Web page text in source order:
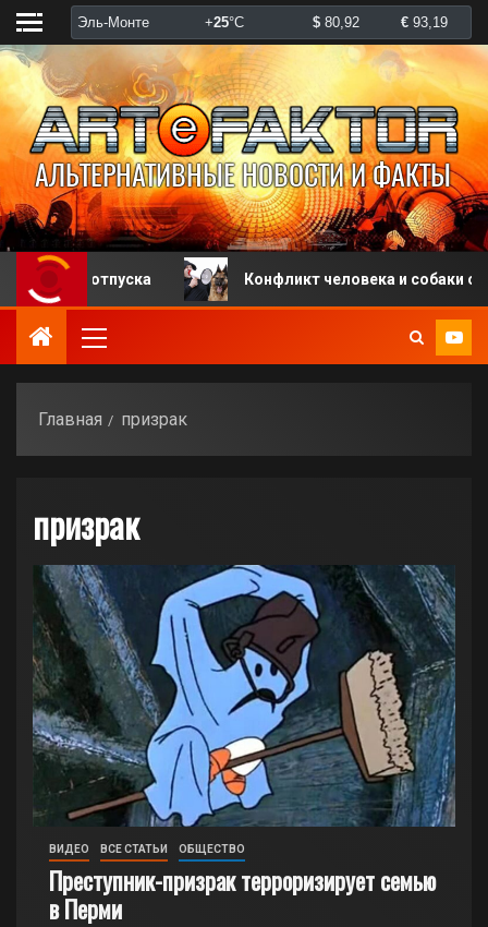
отпуска Конфликт человека и собаки
Главная призрак
призрак
ВИДЕО ВСЕ СТАТЬИ ОБЩЕСТВО
Преступник-призрак терроризирует семью
в Перми